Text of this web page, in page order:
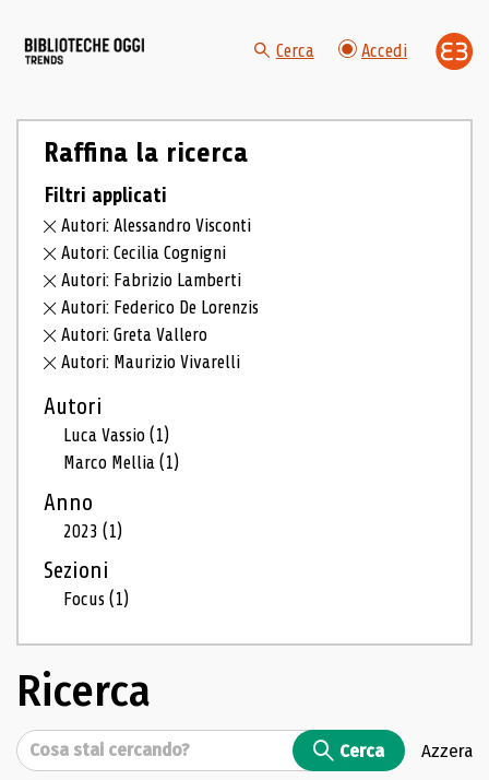
Cerca Accedi
Raffina la ricerca
Filtri applicati
Autori: Alessandro Visconti
Autori: Cecilia Cognigni
Autori: Fabrizio Lamberti
Autori: Federico De Lorenzis
Autori: Greta Vallero
Autori: Maurizio Vivarelli
Autori
Luca Vassio(1)
Marco Mellia(1)
Anno
2023(1)
Sezioni
Focus(1)
Ricerca
Cerca Cerca Azzera